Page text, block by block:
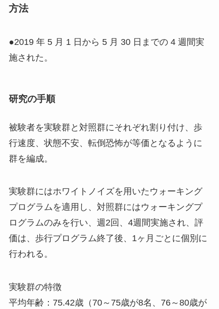
方法
●2019 年 5 月 1 日から 5 月 30 日までの 4 週間実
施された。
研究の手順
被験者を実験群と対照群にそれぞれ割り付け、歩
行速度、状態不安、転倒恐怖が等価となるように
群を編成。
実験群にはホワイトノイズを用いたウォーキング
プログラムを適用し、対照群にはウォーキングプ
ログラムのみを行い、週2回、4週間実施され、評
価は、歩行プログラム終了後、1ヶ月ごとに個別に
行われる。
実験群の特徴
平均年齢：75.42歳（70～75歳が8名、76～80歳が